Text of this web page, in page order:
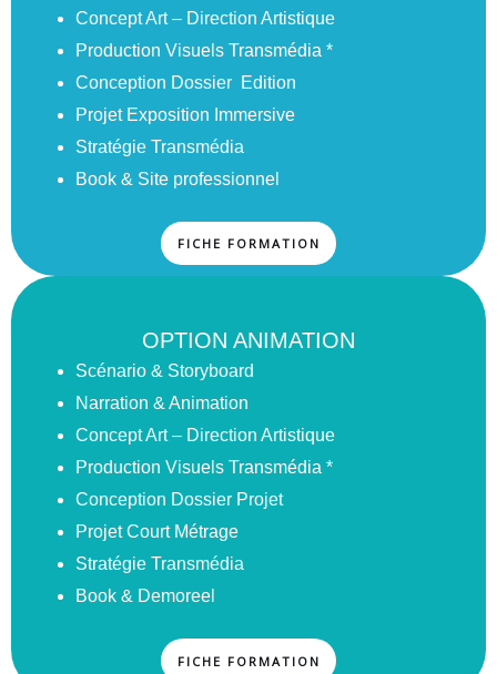
Concept Art – Direction Artistique
Production Visuels Transmédia *
Conception Dossier Edition
Projet Exposition Immersive
Stratégie Transmédia
Book & Site professionnel
FICHE FORMATION
OPTION ANIMATION
Scénario & Storyboard
Narration & Animation
Concept Art – Direction Artistique
Production Visuels Transmédia *
Conception Dossier Projet
Projet Court Métrage
Stratégie Transmédia
Book & Demoreel
FICHE FORMATION